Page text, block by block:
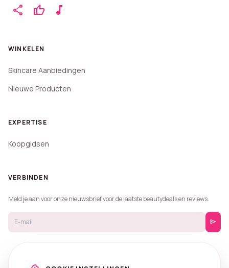
share thumb_up music_note
WINKELEN
Skincare Aanbiedingen
Nieuwe Producten
EXPERTISE
Koopgidsen
VERBINDEN
Meld je aan voor onze nieuwsbrief voor de laatste beautydeals en reviews.
send